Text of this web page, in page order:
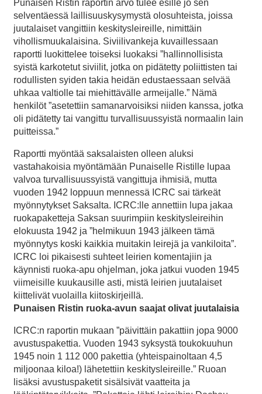
Punaisen Ristin raportin arvo tulee esille jo sen
selventäessä laillisuuskysymystä olosuhteista, joissa
juutalaiset vangittiin keskitysleireille, nimittäin
vihollismuukalaisina. Siviilivankeja kuvaillessaan
raportti luokittelee toiseksi luokaksi ”hallinnollisista
syistä karkotetut siviilit, jotka on pidätetty poliittisten tai
rodullisten syiden takia heidän edustaessaan selvää
uhkaa valtiolle tai miehittävälle armeijalle.” Nämä
henkilöt ”asetettiin samanarvoisiksi niiden kanssa, jotka
oli pidätetty tai vangittu turvallisuussyistä normaalin lain
puitteissa.”
Raportti myöntää saksalaisten olleen aluksi
vastahakoisia myöntämään Punaiselle Ristille lupaa
valvoa turvallisuussyistä vangittuja ihmisiä, mutta
vuoden 1942 loppuun mennessä ICRC sai tärkeät
myönnytykset Saksalta. ICRC:lle annettiin lupa jakaa
ruokapaketteja Saksan suurimpiin keskitysleireihin
elokuusta 1942 ja ”helmikuun 1943 jälkeen tämä
myönnytys koski kaikkia muitakin leirejä ja vankiloita”.
ICRC loi pikaisesti suhteet leirien komentajiin ja
käynnisti ruoka-apu ohjelman, joka jatkui vuoden 1945
viimeisille kuukausille asti, mistä leirien juutalaiset
kiittelivät vuolailla kiitoskirjeillä.
Punaisen Ristin ruoka-avun saajat olivat juutalaisia
ICRC:n raportin mukaan ”päivittäin pakattiin jopa 9000
avustuspakettia. Vuoden 1943 syksystä toukokuuhun
1945 noin 1 112 000 pakettia (yhteispainoltaan 4,5
miljoonaa kiloa!) lähetettiin keskitysleireille.” Ruoan
lisäksi avustuspaketit sisälsivät vaatteita ja